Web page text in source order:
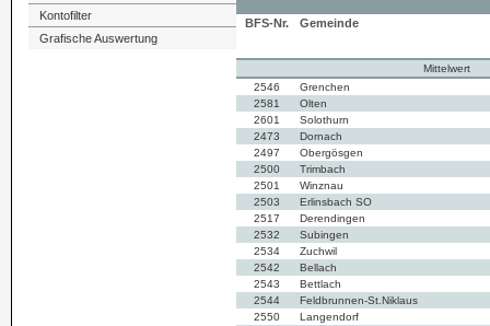
Kontofilter
Grafische Auswertung
BFS-Nr. Gemeinde
Mittelwert
2546
Grenchen
2581
Olten
2601
Solothurn
2473
Dornach
2497
Obergösgen
2500
Trimbach
2501
Winznau
2503
Erlinsbach SO
2517
Derendingen
2532
Subingen
2534
Zuchwil
2542
Bellach
2543
Bettlach
2544
Feldbrunnen-St.Niklaus
2550
Langendorf